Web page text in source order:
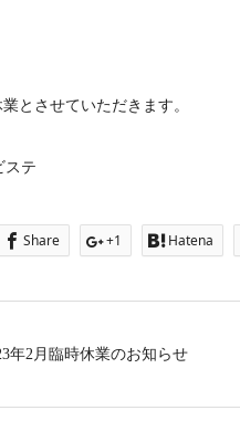
とさせていただきます。
ステ
Share +1 Hatena
年2月臨時休業のお知らせ